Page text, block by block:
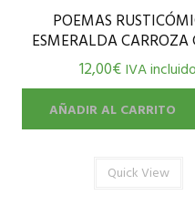
POEMAS
ESMERALDA CARROZA
12,00€IVA incluido
AÑADIR AL CARRITO
Quick View